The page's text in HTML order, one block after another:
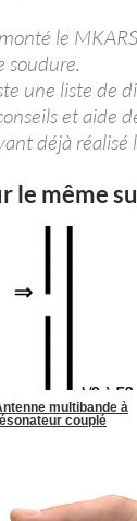
le
soudure.
une liste de
et aide
déjà réalisé
le même
multibande à
couplé